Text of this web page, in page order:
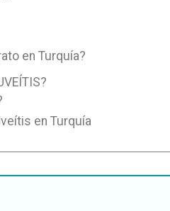
en Turquía?
en Turquía